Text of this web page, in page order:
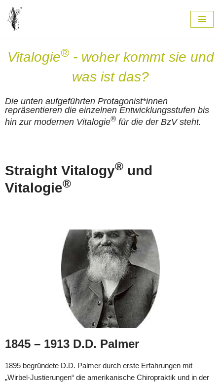
Zum
springen
Vitalogie®- woher kommt sie und
was ist das?
Die unten aufgeführten Protagonist*innen
repräsentieren die einzelnen Entwicklungsstufen bis
hin zur modernen Vitalogie® für die der BzV steht.
Straight Vitalogy® und
Vitalogie®
1845 – 1913 D.D. Palmer
1895 begründete D.D. Palmer durch erste Erfahrungen mit
„Wirbel-Justierungen“ die amerikanische Chiropraktik und in der